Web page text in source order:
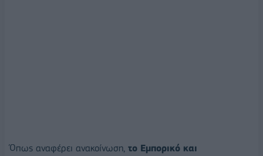
Όπως αναφέρει ανακοίνωση, το Εμπορικό και